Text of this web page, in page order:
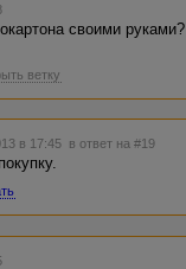
своими
ветку
в 17:45 в ответ на #19